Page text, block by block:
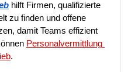
hilft Firmen, qualifizierte
zu finden und offene
damit Teams effizient
Personalvermittlung
.